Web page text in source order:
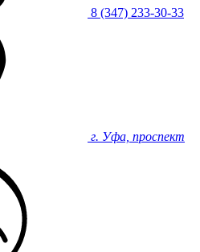
8 (347) 233-30-33
г. Уфа, проспект